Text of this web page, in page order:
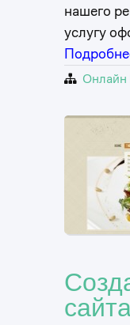
нашего
услугу
Онлайн